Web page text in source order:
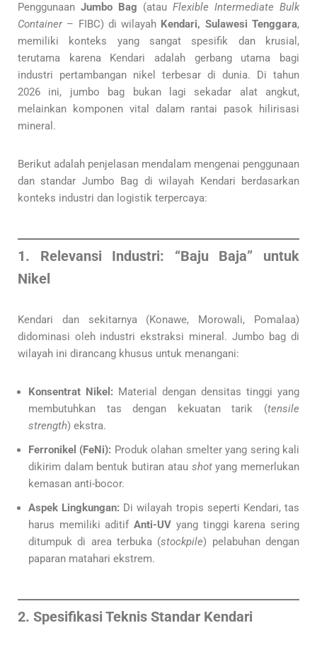
Penggunaan Jumbo Bag (atau Flexible Intermediate Bulk
Container– FIBC) di wilayah Kendari, Sulawesi Tenggara,
memiliki konteks yang sangat spesifik dan krusial,
terutama karena Kendari adalah gerbang utama bagi
industri pertambangan nikel terbesar di dunia. Di tahun
2026 ini, jumbo bag bukan lagi sekadar alat angkut,
melainkan komponen vital dalam rantai pasok hilirisasi
mineral.
Berikut adalah penjelasan mendalam mengenai penggunaan
dan standar Jumbo Bag di wilayah Kendari berdasarkan
konteks industri dan logistik terpercaya:
1. Relevansi Industri: “Baju Baja” untuk
Nikel
Kendari dan sekitarnya (Konawe, Morowali, Pomalaa)
didominasi oleh industri ekstraksi mineral. Jumbo bag di
wilayah ini dirancang khusus untuk menangani:
Konsentrat Nikel: Material dengan densitas tinggi yang
membutuhkan tas dengan kekuatan tarik (tensile
strength) ekstra.
Ferronikel (FeNi): Produk olahan smelter yang sering kali
dikirim dalam bentuk butiran atau shotyang memerlukan
kemasan anti-bocor.
Aspek Lingkungan: Di wilayah tropis seperti Kendari, tas
harus memiliki aditifAnti-UV yang tinggi karena sering
ditumpuk di area terbuka (stockpile) pelabuhan dengan
paparan matahari ekstrem.
2. Spesifikasi Teknis Standar Kendari